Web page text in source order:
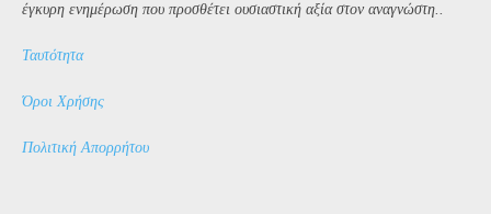
έγκυρη ενημέρωση που προσθέτει ουσιαστική αξία στον αναγνώστη..
Ταυτότητα
Όροι Χρήσης
Πολιτική Απορρήτου